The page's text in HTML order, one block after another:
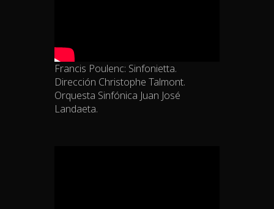
Francis Poulenc: Sinfonietta.
Dirección Christophe Talmont.
Orquesta Sinfónica Juan José
Landaeta.